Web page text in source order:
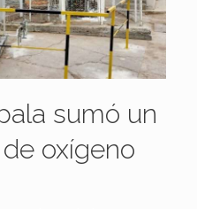
sumó un
oxígeno